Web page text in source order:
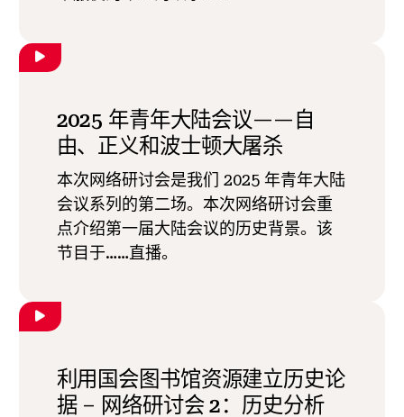
2025 年青年大陆会议——自
由、正义和波士顿大屠杀
本次网络研讨会是我们 2025 年青年大陆
会议系列的第二场。本次网络研讨会重
点介绍第一届大陆会议的历史背景。该
节目于……直播。
利用国会图书馆资源建立历史论
据 – 网络研讨会 2：历史分析